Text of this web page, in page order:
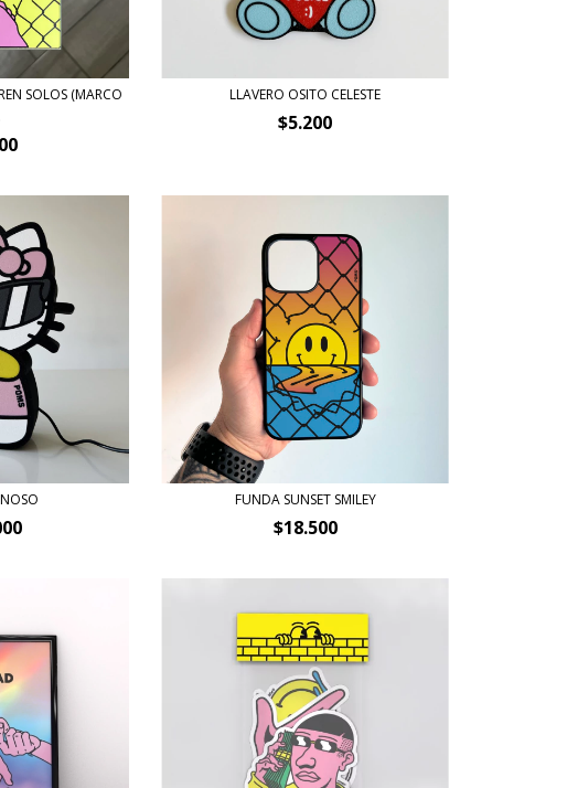
SOLOS (MARCO
LLAVERO OSITO CELESTE
$5.200
FUNDA SUNSET SMILEY
$18.500